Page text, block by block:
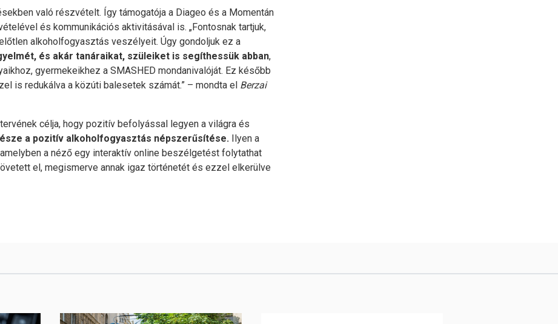
való részvételt. Így támogatója a Diageo és a Momentán
és kommunikációs aktivitásával is. „Fontosnak tartjuk,
alkoholfogyasztás veszélyeit. Úgy gondoljuk ez a
és akár tanáraikat, szüleiket is segíthessük abban,
gyermekeikhez a SMASHED mondanivalóját. Ez később
is redukálva a közúti balesetek számát.” – mondta el Berzai
célja, hogy pozitív befolyással legyen a világra és
a pozitív alkoholfogyasztás népszerűsítése. Ilyen a
a néző egy interaktív online beszélgetést folytathat
el, megismerve annak igaz történetét és ezzel elkerülve